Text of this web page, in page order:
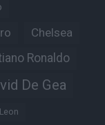
Chelsea
Ronaldo
De Gea